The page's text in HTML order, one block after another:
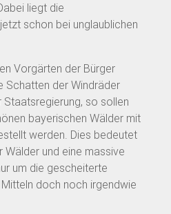
liegt die
schon bei unglaublichen
Vorgärten der Bürger
Schatten der Windräder
so sollen
bayerischen Wälder mit
werden. Dies bedeutet
Wälder und eine massive
um die gescheiterte
doch noch irgendwie